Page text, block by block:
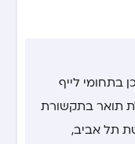
בתחומי לייף
תואר בתקשורת
תל אביב,